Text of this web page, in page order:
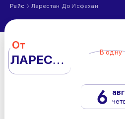
Рейс › Ларестан До Исфахан
От
ЛАРЕСТАН В одну
6